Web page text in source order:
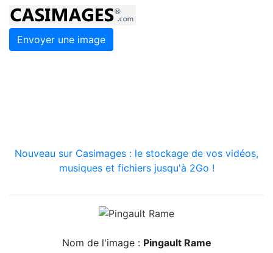
Envoyer une image
Nouveau sur Casimages : le stockage de vos vidéos,
musiques et fichiers jusqu'à 2Go !
Nom de l'image : Pingault Rame